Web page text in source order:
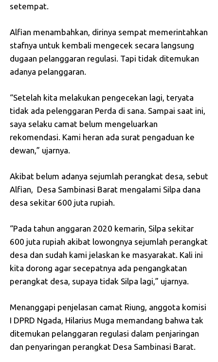
setempat.
Alfian menambahkan, dirinya sempat memerintahkan
stafnya untuk kembali mengecek secara langsung
dugaan pelanggaran regulasi. Tapi tidak ditemukan
adanya pelanggaran.
“Setelah kita melakukan pengecekan lagi, teryata
tidak ada pelenggaran Perda di sana. Sampai saat ini,
saya selaku camat belum mengeluarkan
rekomendasi. Kami heran ada surat pengaduan ke
dewan,” ujarnya.
Akibat belum adanya sejumlah perangkat desa, sebut
Alfian, Desa Sambinasi Barat mengalami Silpa dana
desa sekitar 600 juta rupiah.
“Pada tahun anggaran 2020 kemarin, Silpa sekitar
600 juta rupiah akibat lowongnya sejumlah perangkat
desa dan sudah kami jelaskan ke masyarakat. Kali ini
kita dorong agar secepatnya ada pengangkatan
perangkat desa, supaya tidak Silpa lagi,” ujarnya.
Menanggapi penjelasan camat Riung, anggota komisi
I DPRD Ngada, Hilarius Muga memandang bahwa tak
ditemukan pelanggaran regulasi dalam penjaringan
dan penyaringan perangkat Desa Sambinasi Barat.